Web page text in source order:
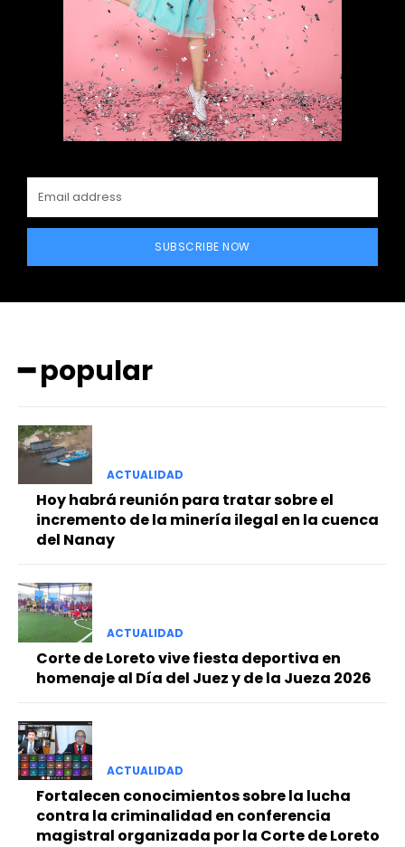
━ Planes
SUBSCRIBE NOW
━ popular
ACTUALIDAD
Hoy habrá reunión para tratar sobre el
incremento de la minería ilegal en la cuenca
del Nanay
ACTUALIDAD
Corte de Loreto vive fiesta deportiva en
homenaje al Día del Juez y de la Jueza 2026
ACTUALIDAD
Fortalecen conocimientos sobre la lucha
contra la criminalidad en conferencia
magistral organizada por la Corte de Loreto